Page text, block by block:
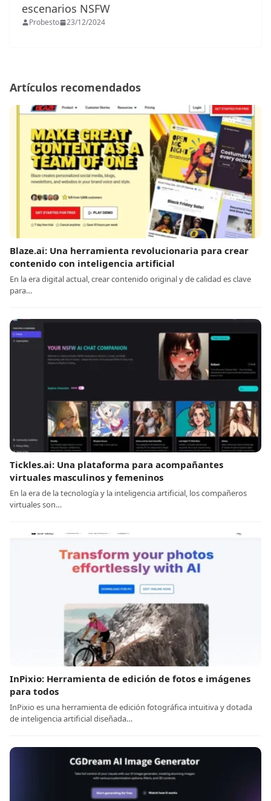
escenarios NSFW
Probesto 23/12/2024
Artículos recomendados
Blaze.ai: Una herramienta revolucionaria para crear
contenido con inteligencia artificial
En la era digital actual, crear contenido original y de calidad es clave
para…
Tickles.ai: Una plataforma para acompañantes
virtuales masculinos y femeninos
En la era de la tecnología y la inteligencia artificial, los compañeros
virtuales son…
InPixio: Herramienta de edición de fotos e imágenes
para todos
InPixio es una herramienta de edición fotográfica intuitiva y dotada
de inteligencia artificial diseñada…